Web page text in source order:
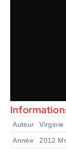
Auteur Virginie
Année 2012